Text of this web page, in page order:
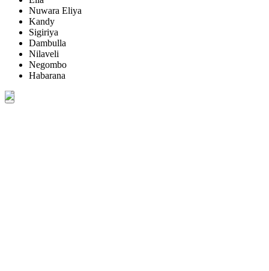
Nuwara Eliya
Kandy
Sigiriya
Dambulla
Nilaveli
Negombo
Habarana